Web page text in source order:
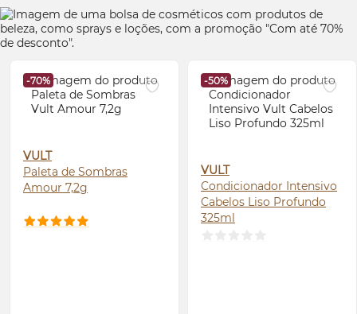
-70%
VULT
Paleta de Sombras
Amour 7,2g
-50%
VULT
Condicionador Intensivo
Cabelos Liso Profundo
325ml